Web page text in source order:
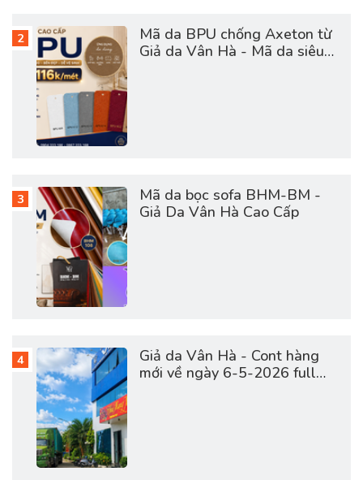
Mã da BPU chống Axeton từ
Giả da Vân Hà - Mã da siêu
Mã da bọc sofa BHM-BM -
Giả Da Vân Hà Cao Cấp
Giả da Vân Hà - Cont hàng
mới về ngày 6-5-2026 full